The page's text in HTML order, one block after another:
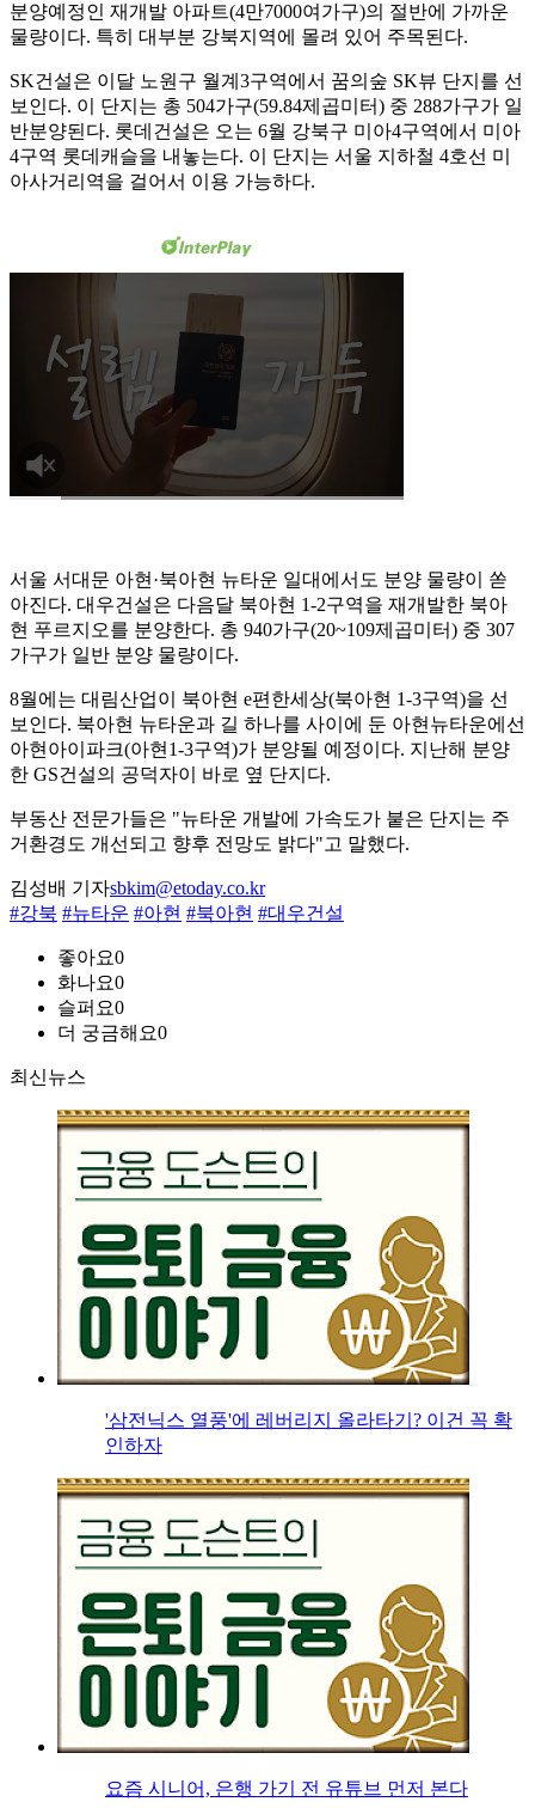
분양예정인 재개발 아파트(4만7000여가구)의 절반에 가까운
물량이다. 특히 대부분 강북지역에 몰려 있어 주목된다.
SK건설은 이달 노원구 월계3구역에서 꿈의숲 SK뷰 단지를 선
보인다. 이 단지는 총 504가구(59.84제곱미터) 중 288가구가 일
반분양된다. 롯데건설은 오는 6월 강북구 미아4구역에서 미아
4구역 롯데캐슬을 내놓는다. 이 단지는 서울 지하철 4호선 미
아사거리역을 걸어서 이용 가능하다.
서울 서대문 아현·북아현 뉴타운 일대에서도 분양 물량이 쏟
아진다. 대우건설은 다음달 북아현 1-2구역을 재개발한 북아
현 푸르지오를 분양한다. 총 940가구(20~109제곱미터) 중 307
가구가 일반 분양 물량이다.
8월에는 대림산업이 북아현 e편한세상(북아현 1-3구역)을 선
보인다. 북아현 뉴타운과 길 하나를 사이에 둔 아현뉴타운에선
아현아이파크(아현1-3구역)가 분양될 예정이다. 지난해 분양
한 GS건설의 공덕자이 바로 옆 단지다.
부동산 전문가들은 "뉴타운 개발에 가속도가 붙은 단지는 주
거환경도 개선되고 향후 전망도 밝다"고 말했다.
김성배 기자sbkim@etoday.co.kr
#강북 #뉴타운 #아현 #북아현 #대우건설
좋아요0
화나요0
슬퍼요0
더 궁금해요0
최신뉴스
'삼전닉스 열풍'에 레버리지 올라타기? 이건 꼭 확
인하자
요즘 시니어, 은행 가기 전 유튜브 먼저 본다